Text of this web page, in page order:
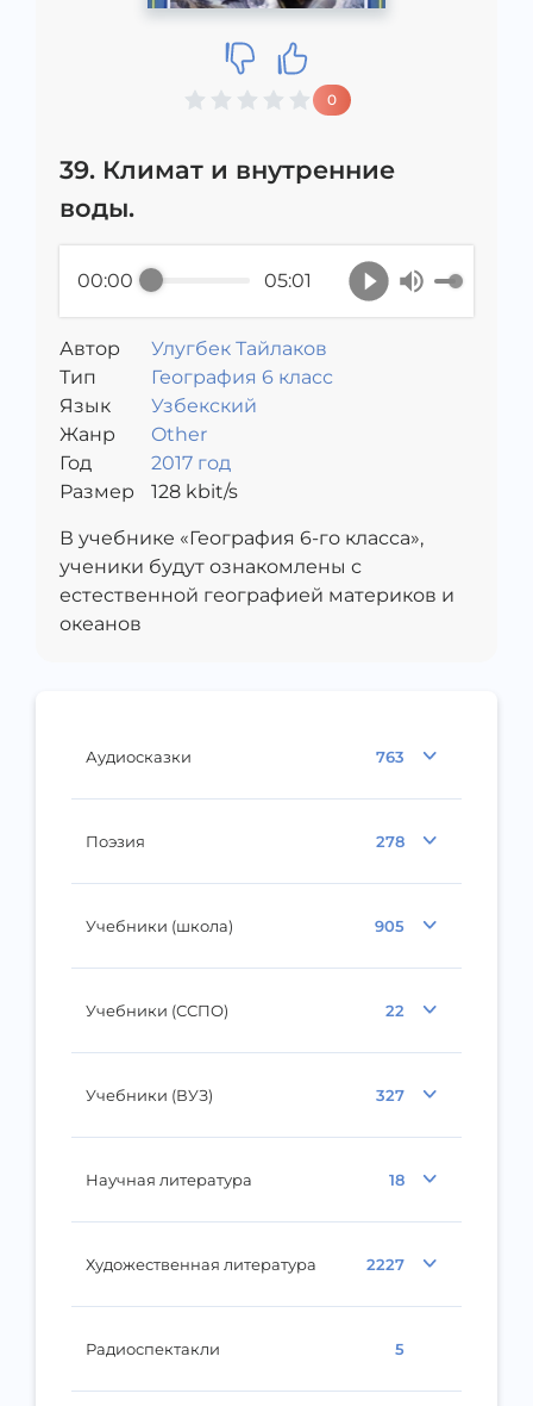
Аудиосказки 763
Поэзия 278
Учебники (школа) 905
Учебники (ССПО) 22
Учебники (ВУЗ) 327
Научная литература 18
Художественная литература 2227
Радиоспектакли 5
0
39. Климат и внутренние
воды.
00:00 05:01
Автор
Улугбек Тайлаков
Тип
География 6 класс
Язык
Узбекский
Жанр
Other
Год
2017 год
Размер
128kbit/s
В учебнике «География 6-го класса»,
ученики будут ознакомлены с
естественной географией материков и
океанов